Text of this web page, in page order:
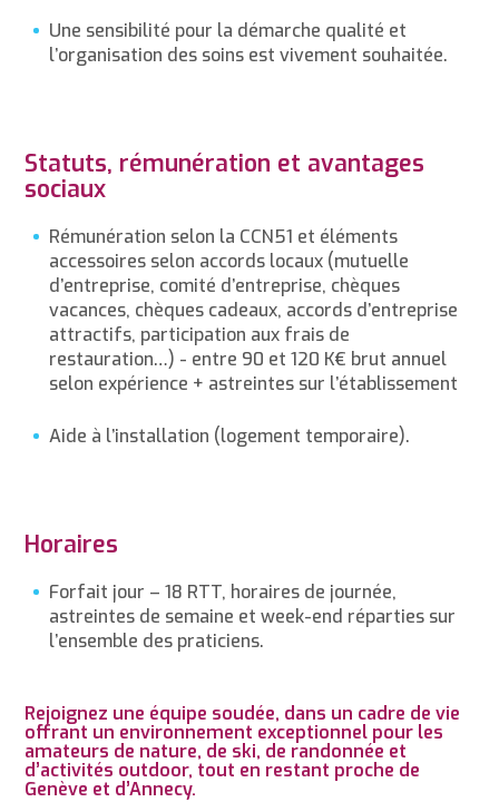
Une sensibilité pour la démarche qualité et
l’organisation des soins est vivement souhaitée.
Statuts, rémunération et avantages
sociaux
Rémunération selon la CCN51 et éléments
accessoires selon accords locaux (mutuelle
d’entreprise, comité d’entreprise, chèques
vacances, chèques cadeaux, accords d’entreprise
attractifs, participation aux frais de
restauration…) - entre 90 et 120 K€ brut annuel
selon expérience + astreintes sur l’établissement
Aide à l’installation (logement temporaire).
Horaires
Forfait jour – 18 RTT, horaires de journée,
astreintes de semaine et week-end réparties sur
l’ensemble des praticiens.
Rejoignez une équipe soudée, dans un cadre de vie
offrant un environnement exceptionnel pour les
amateurs de nature, de ski, de randonnée et
d’activités outdoor, tout en restant proche de
Genève et d’Annecy.